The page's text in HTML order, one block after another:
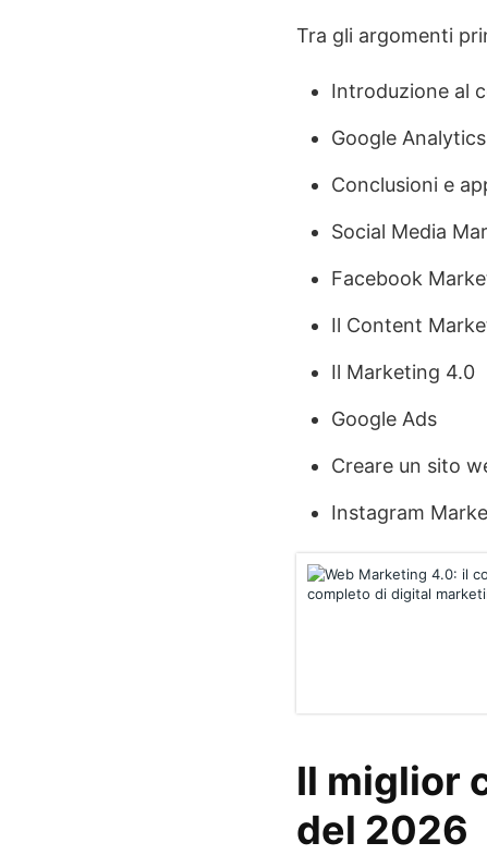
Tra gli argomenti
Introduzione al
Google Analytics
Conclusioni e
Social Media
Facebook
Il Content
Il Marketing 4.0
Google Ads
Creare un sito
Instagram
Il miglior
del 2026